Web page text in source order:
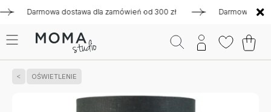
Darmowa dostawa dla zamówień od 300 zł Darmowa dostawa
OŚWIETLENIE